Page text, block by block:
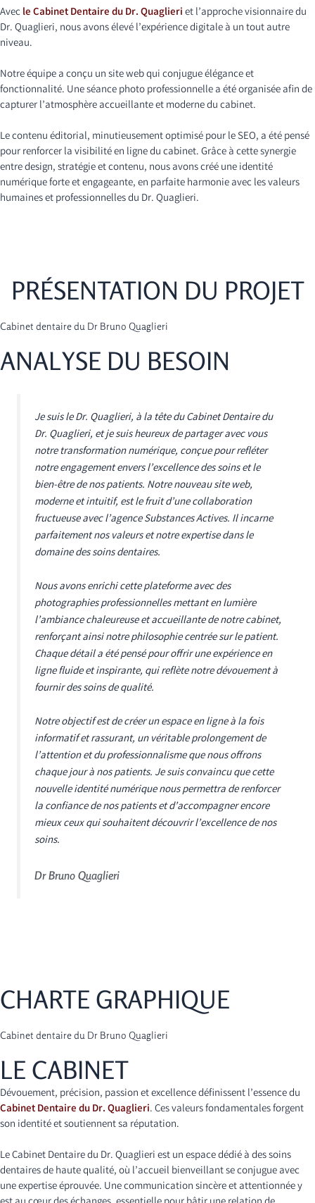
Avecle Cabinet Dentaire du Dr. Quaglieriet l’approche visionnaire du
Dr. Quaglieri, nous avons élevé l’expérience digitale à un tout autre
niveau.
Notre équipe a conçu un site web qui conjugue élégance et
fonctionnalité. Une séance photo professionnelle a été organisée afin de
capturer l’atmosphère accueillante et moderne du cabinet.
Le contenu éditorial, minutieusement optimisé pour le SEO, a été pensé
pour renforcer la visibilité en ligne du cabinet. Grâce à cette synergie
entre design, stratégie et contenu, nous avons créé une identité
numérique forte et engageante, en parfaite harmonie avec les valeurs
humaines et professionnelles du Dr. Quaglieri.
PRÉSENTATION DU PROJET
Cabinet dentaire du Dr Bruno Quaglieri
ANALYSE DU BESOIN
Je suis le Dr. Quaglieri, à la tête du Cabinet Dentaire du
Dr. Quaglieri, et je suis heureux de partager avec vous
notre transformation numérique, conçue pour refléter
notre engagement envers l’excellence des soins et le
bien-être de nos patients. Notre nouveau site web,
moderne et intuitif, est le fruit d’une collaboration
fructueuse avec l’agence Substances Actives. Il incarne
parfaitement nos valeurs et notre expertise dans le
domaine des soins dentaires.
Nous avons enrichi cette plateforme avec des
photographies professionnelles mettant en lumière
l’ambiance chaleureuse et accueillante de notre cabinet,
renforçant ainsi notre philosophie centrée sur le patient.
Chaque détail a été pensé pour offrir une expérience en
ligne fluide et inspirante, qui reflète notre dévouement à
fournir des soins de qualité.
Notre objectif est de créer un espace en ligne à la fois
informatif et rassurant, un véritable prolongement de
l’attention et du professionnalisme que nous offrons
chaque jour à nos patients. Je suis convaincu que cette
nouvelle identité numérique nous permettra de renforcer
la confiance de nos patients et d’accompagner encore
mieux ceux qui souhaitent découvrir l’excellence de nos
soins.
Dr Bruno Quaglieri
CHARTE GRAPHIQUE
Cabinet dentaire du Dr Bruno Quaglieri
LE CABINET
Dévouement, précision, passion et excellence définissent l’essence du
Cabinet Dentaire du Dr. Quaglieri. Ces valeurs fondamentales forgent
son identité et soutiennent sa réputation.
Le Cabinet Dentaire du Dr. Quaglieri est un espace dédié à des soins
dentaires de haute qualité, où l’accueil bienveillant se conjugue avec
une expertise éprouvée. Une communication sincère et attentionnée y